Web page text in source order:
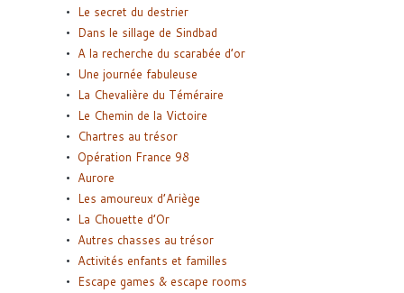
Le secret du destrier
Dans le sillage de Sindbad
A la recherche du scarabée d’or
Une journée fabuleuse
La Chevalière du Téméraire
Le Chemin de la Victoire
Chartres au trésor
Opération France 98
Aurore
Les amoureux d’Ariège
La Chouette d’Or
Autres chasses au trésor
Activités enfants et familles
Escape games & escape rooms